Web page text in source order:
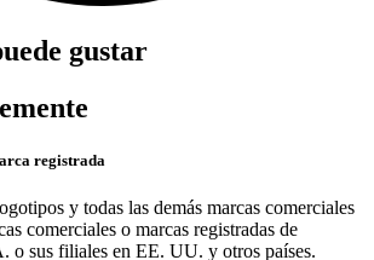
gustar
registrada
y todas las demás marcas comerciales
comerciales o marcas registradas de
o sus filiales en EE. UU. y otros países.